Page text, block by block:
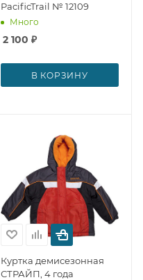
PacificTrail № 12109
Много
2 100 ₽
В КОРЗИНУ
Куртка демисезонная
СТРАЙП, 4 года